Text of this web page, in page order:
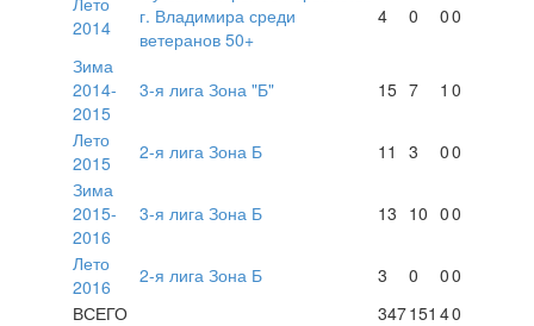
2014
г. Владимира среди
ветеранов 50+
4 0 00
Зима
2014-
2015
3-я лига Зона "Б" 15 7 1 0
Лето
2015
2-я лига Зона Б 11 3 00
Зима
2015-
2016
3-я лига Зона Б 13 10 00
Лето
2016
2-я лига Зона Б 3 0 00
ВСЕГО
347151 40